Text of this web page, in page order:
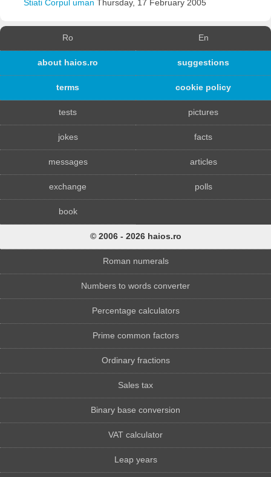
Stiati Corpul uman Thursday, 17 February 2005
Ro En
about haios.ro suggestions
terms cookie policy
tests pictures
jokes facts
messages articles
exchange polls
book
© 2006 - 2026 haios.ro
Roman numerals
Numbers to words converter
Percentage calculators
Prime common factors
Ordinary fractions
Sales tax
Binary base conversion
VAT calculator
Leap years